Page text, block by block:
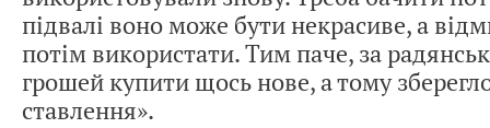
підвалі воно може бути некрасиве, а
потім використати. Тим паче, за
грошей купити щось нове, а тому
ставлення».